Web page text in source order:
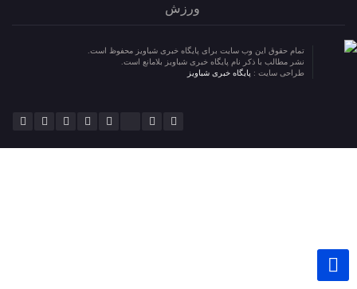
ورزش
تمام حقوق این وب سایت برای پایگاه خبری شباویز محفوظ است.
نشر مطالب با ذکر نام پایگاه خبری شباویز بلامانع است.
طراحی سایت : پایگاه خبری شباویز